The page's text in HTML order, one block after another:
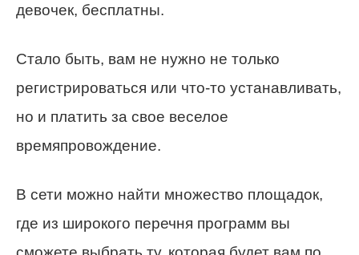
девочек, бесплатны.
Стало быть, вам не нужно не только
регистрироваться или что-то устанавливать,
но и платить за свое веселое
времяпровождение.
В сети можно найти множество площадок,
где из широкого перечня программ вы